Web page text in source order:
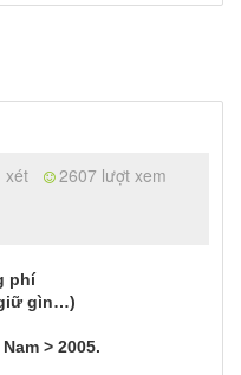
xét
2607 lượt xem
phí
gìn…)
> 2005.